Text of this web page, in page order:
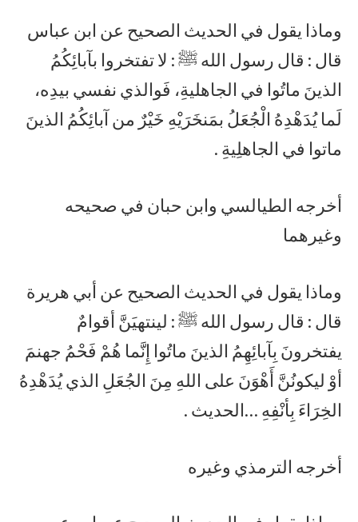
وماذا يقول في الحديث الصحيح عن ابن عباس
قال : قال رسول الله ﷺ : لا تفتخروا بآبائِكُمُ
الذينَ ماتُوا في الجاهليةِ، فَوالذي نفسي بيدِه،
لَما يُدَهْدِهُ الْجُعَلُ بمَنخَرَيْهِ خَيْرٌ من آبائِكُمُ الذينَ
ماتوا في الجاهلِيةِ .
أخرجه الطيالسي وابن حبان في صحيحه
وغيرهما
وماذا يقول في الحديث الصحيح عن أبي هريرة
قال : قال رسول الله ﷺ : لينتهيَنَّ أقوامٌ
يفتخرونَ بِآبائِهِمُ الذينَ ماتُوا إِنَّما هُمْ فَحْمُ جهنمَ
أوْ ليكونُنَّ أَهْوَنَ على اللهِ مِنَ الجُعَلِ الذي يُدَهْدِهُ
الخِرَاءَ بِأنْفِهِ …الحديث .
أخرجه الترمذي وغيره